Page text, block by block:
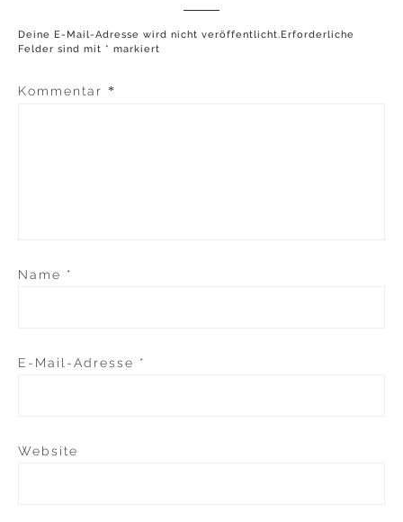
Deine E-Mail-Adresse wird nicht veröffentlicht.Erforderliche
Felder sind mit * markiert
Kommentar *
Name *
E-Mail-Adresse *
Website